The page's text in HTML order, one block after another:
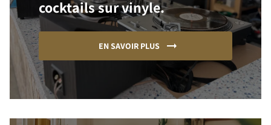
cocktails sur vinyle.
EN SAVOIR PLUS